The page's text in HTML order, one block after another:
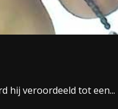
hij veroordeeld tot een...